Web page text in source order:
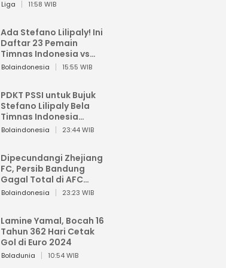
Liga 11:58 WIB
Ada Stefano Lilipaly! Ini
Daftar 23 Pemain
Timnas Indonesia vs
China
Bolaindonesia 15:55 WIB
PDKT PSSI untuk Bujuk
Stefano Lilipaly Bela
Timnas Indonesia
Berakhir Berantakan
Bolaindonesia 23:44 WIB
Dipecundangi Zhejiang
FC, Persib Bandung
Gagal Total di AFC
Champions League Two
Bolaindonesia 23:23 WIB
Lamine Yamal, Bocah 16
Tahun 362 Hari Cetak
Gol di Euro 2024
Boladunia 10:54 WIB